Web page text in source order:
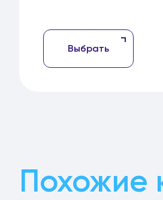
Выбрать
Похожие